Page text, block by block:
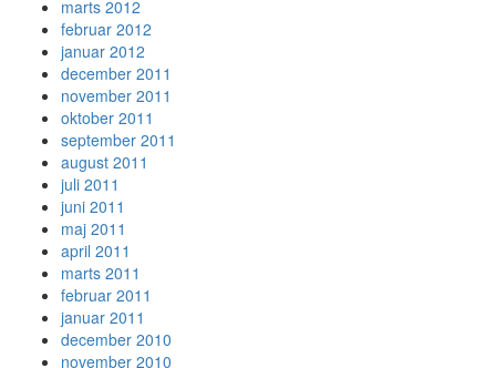
marts 2012
februar 2012
januar 2012
december 2011
november 2011
oktober 2011
september 2011
august 2011
juli 2011
juni 2011
maj 2011
april 2011
marts 2011
februar 2011
januar 2011
december 2010
november 2010